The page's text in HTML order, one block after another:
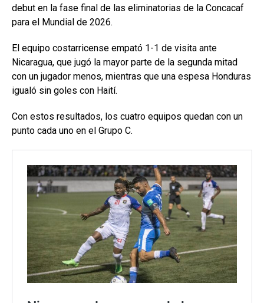
debut en la fase final de las eliminatorias de la Concacaf
para el Mundial de 2026.
El equipo costarricense empató 1-1 de visita ante
Nicaragua, que jugó la mayor parte de la segunda mitad
con un jugador menos, mientras que una espesa Honduras
igualó sin goles con Haití.
Con estos resultados, los cuatro equipos quedan con un
punto cada uno en el Grupo C.